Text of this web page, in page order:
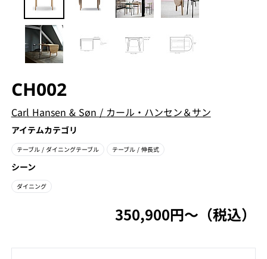
CH002
Carl Hansen & Søn / カール・ハンセン＆サン
アイテムカテゴリ
テーブル / ダイニングテーブル テーブル / 伸長式
シーン
ダイニング
350,900円〜（税込）